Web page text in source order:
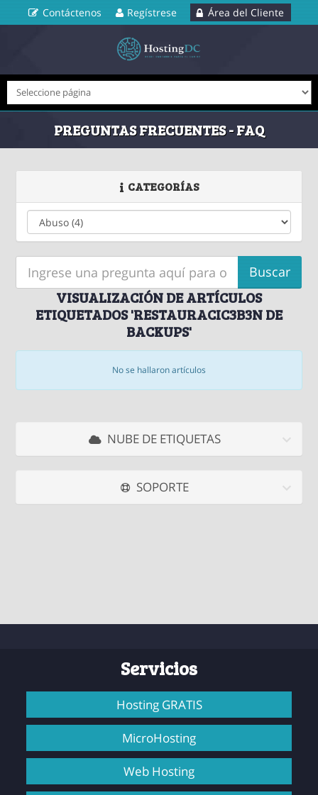
Contáctenos Regístrese Área del Cliente
PREGUNTAS FRECUENTES - FAQ
CATEGORÍAS
VISUALIZACIÓN DE ARTÍCULOS
ETIQUETADOS 'RESTAURACIC3B3N DE
BACKUPS'
No se hallaron artículos
NUBE DE ETIQUETAS
SOPORTE
Servicios
Hosting GRATIS
MicroHosting
Web Hosting